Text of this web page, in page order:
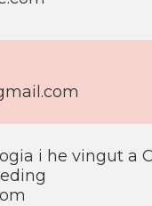
i he vingut a